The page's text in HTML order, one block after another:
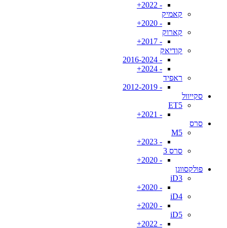
- 2022+
קאמיק
- 2020+
קארוק
- 2017+
קודיאק
- 2016-2024
- 2024+
ראפיד
- 2012-2019
סקייוול
ET5
- 2021+
סרס
M5
- 2023+
סרס 3
- 2020+
פולקסווגן
iD3
- 2020+
iD4
- 2020+
iD5
- 2022+